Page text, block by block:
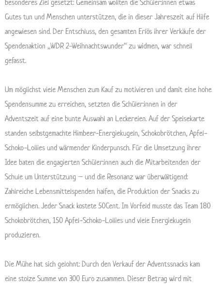
besonderes Ziel gesetzt: Gemeinsam wollten die Schüler:innen etwas
Gutes tun und Menschen unterstützen, die in dieser Jahreszeit auf Hilfe
angewiesen sind. Der Entschluss, den gesamten Erlös ihrer Verkäufe der
Spendenaktion „WDR 2-Weihnachtswunder“ zu widmen, war schnell
gefasst.
Um möglichst viele Menschen zum Kauf zu motivieren und damit eine hohe
Spendensumme zu erreichen, setzten die Schüler:innen in der
Adventszeit auf eine bunte Auswahl an Leckereien. Auf der Speisekarte
standen selbstgemachte Himbeer-Energiekugeln, Schokobrötchen, Apfel-
Schoko-Lollies und wärmender Kinderpunsch. Für die Umsetzung ihrer
Idee baten die engagierten Schüler:innen auch die Mitarbeitenden der
Schule um Unterstützung – und die Resonanz war überwältigend:
Zahlreiche Lebensmittelspenden halfen, die Produktion der Snacks zu
ermöglichen. Jeder Snack kostete 50Cent. Im Vorfeld musste das Team 180
Schokobrötchen, 150 Apfel-Schoko-Lollies und viele Energiekugeln
produzieren.
Die Mühe hat sich gelohnt: Durch den Verkauf der Adventssnacks kam
eine stolze Summe von 300 Euro zusammen. Dieser Betrag wird mit